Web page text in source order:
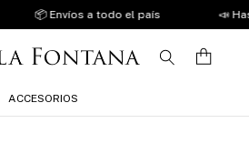
📦 Envíos a todo el país 📣
ACCESORIOS